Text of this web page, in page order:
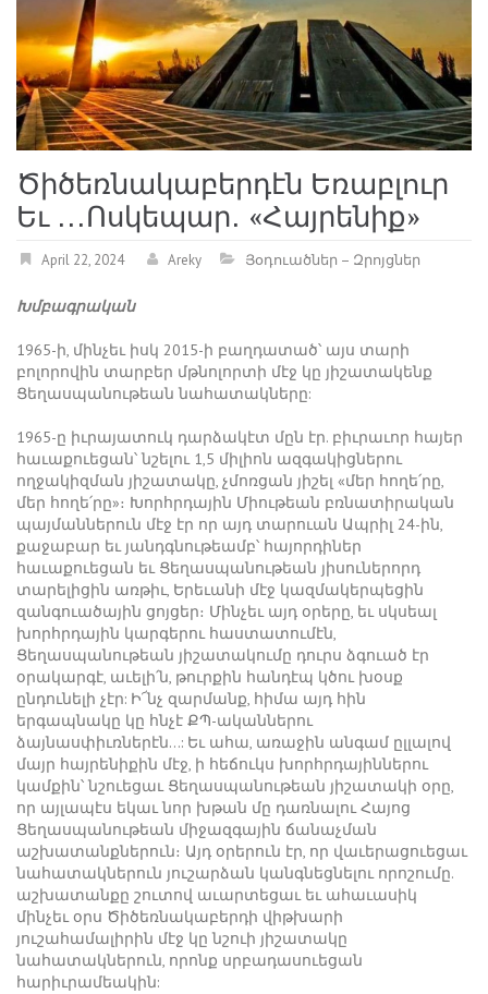
Ծիծեռնակաբերդէն Եռաբլուր
Եւ ․․․Ոսկեպար․ «Հայրենիք»
April 22, 2024 Areky Յօդուածներ – Զրոյցներ
Խմբագրական
1965-ի, մինչեւ իսկ 2015-ի բաղդատած՝ այս տարի
բոլորովին տարբեր մթնոլորտի մէջ կը յիշատակենք
Ցեղասպանութեան նահատակները:
1965-ը իւրայատուկ դարձակէտ մըն էր. բիւրաւոր հայեր
հաւաքուեցան՝ նշելու 1,5 միլիոն ազգակիցներու
ողջակիզման յիշատակը, չմոռցան յիշել «մեր հողե՛րը,
մեր հողե՛րը»։ Խորհրդային Միութեան բռնատիրական
պայմաններուն մէջ էր որ այդ տարուան Ապրիլ 24-ին,
քաջաբար եւ յանդգնութեամբ՝ հայորդիներ
հաւաքուեցան եւ Ցեղասպանութեան յիսուներորդ
տարելիցին առթիւ, Երեւանի մէջ կազմակերպեցին
զանգուածային ցոյցեր։ Մինչեւ այդ օրերը, եւ սկսեալ
խորհրդային կարգերու հաստատումէն,
Ցեղասպանութեան յիշատակումը դուրս ձգուած էր
օրակարգէ, աւելի՛ն, թուրքին հանդէպ կծու խօսք
ընդունելի չէր: Ի՜նչ զարմանք, հիմա այդ հին
երգապնակը կը հնչէ ՔՊ-ականներու
ձայնասփիւռներէն…: Եւ ահա, առաջին անգամ ըլլալով
մայր հայրենիքին մէջ, ի հեճուկս խորհրդայիններու
կամքին՝ նշուեցաւ Ցեղասպանութեան յիշատակի օրը,
որ այլապէս եկաւ նոր խթան մը դառնալու Հայոց
Ցեղասպանութեան միջազգային ճանաչման
աշխատանքներուն։ Այդ օրերուն էր, որ վաւերացուեցաւ
նահատակներուն յուշարձան կանգնեցնելու որոշումը.
աշխատանքը շուտով աւարտեցաւ եւ ահաւասիկ
մինչեւ օրս Ծիծեռնակաբերդի վիթխարի
յուշահամալիրին մէջ կը նշուի յիշատակը
նահատակներուն, որոնք սրբադասուեցան
հարիւրամեակին: